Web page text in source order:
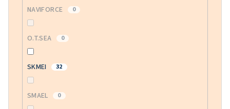
NAVIFORCE 0
O.T.SEA 0
SKMEI 32
SMAEL 0